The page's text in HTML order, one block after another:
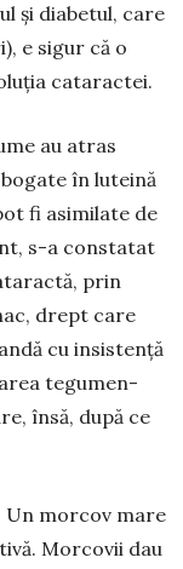
și diabetul, care
e sigur că o
cataractei.
au atras
în luteină
fi asimilate de
s-a constatat
prin
drept care
cu insis­tență
te­gumen­
însă, după ce
mor­cov mare
Morco­vii dau